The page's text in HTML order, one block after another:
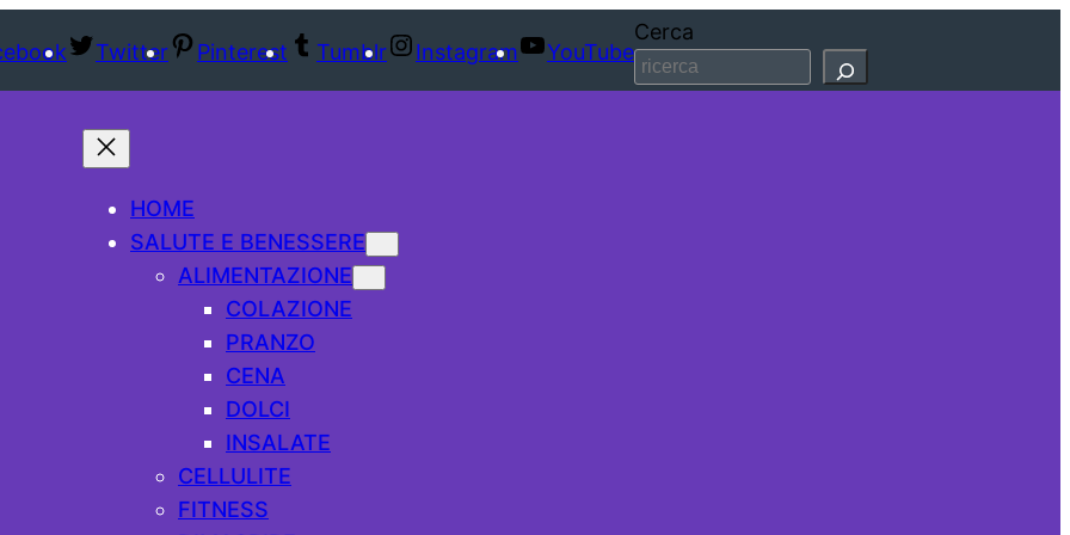
Twitter Pinterest Tumblr Instagram YouTube
Cerca
HOME
SALUTE E BENESSERE
ALIMENTAZIONE
COLAZIONE
PRANZO
CENA
DOLCI
INSALATE
CELLULITE
FITNESS